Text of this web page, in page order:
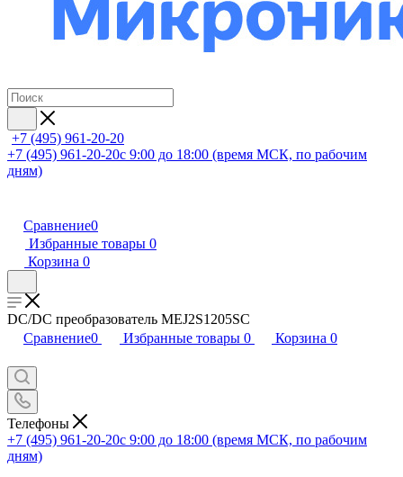
+7 (495) 961-20-20
+7 (495) 961-20-20с 9:00 до 18:00 (время МСК, по рабочим
дням)
Сравнение0
Избранные товары 0
Корзина 0
DC/DC преобразователь MEJ2S1205SC
Сравнение0 Избранные товары 0 Корзина 0
Телефоны
+7 (495) 961-20-20с 9:00 до 18:00 (время МСК, по рабочим
дням)